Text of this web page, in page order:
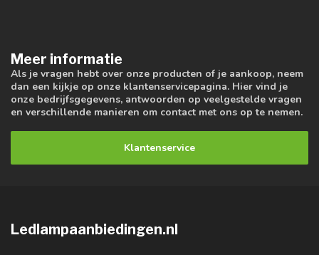
Meer informatie
Als je vragen hebt over onze producten of je aankoop, neem
dan een kijkje op onze klantenservicepagina. Hier vind je
onze bedrijfsgegevens, antwoorden op veelgestelde vragen
en verschillende manieren om contact met ons op te nemen.
Klantenservice
Ledlampaanbiedingen.nl